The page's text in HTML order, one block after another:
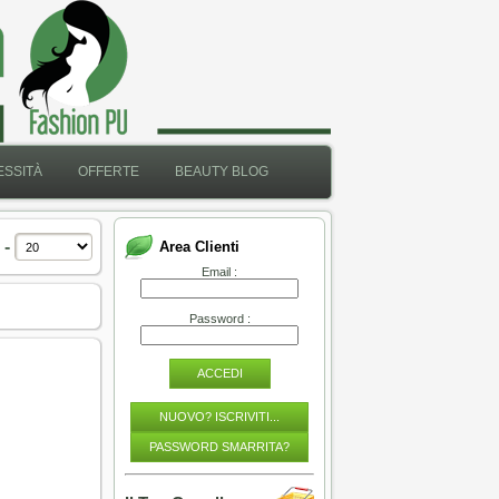
OFFERTE BEAUTY BLOG
- Area Clienti
Email :
Password :
ACCEDI
NUOVO? ISCRIVITI...
PASSWORD SMARRITA?